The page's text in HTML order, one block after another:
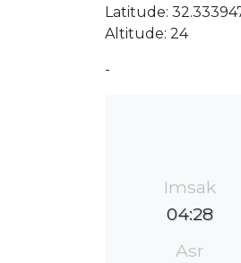
Latitude:
Altitude: 24
-
Imsak
04:28
Asr